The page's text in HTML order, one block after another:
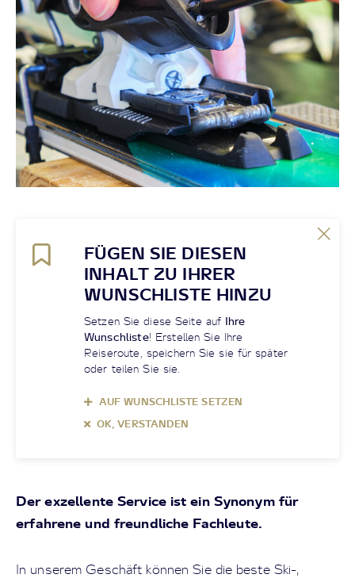
FÜGEN SIE DIESEN
INHALT ZU IHRER
WUNSCHLISTE HINZU
Setzen Sie diese Seite auf Ihre
Wunschliste! Erstellen Sie Ihre
Reiseroute, speichern Sie sie für später
oder teilen Sie sie.
AUF WUNSCHLISTE SETZEN
OK, VERSTANDEN
Der exzellente Service ist ein Synonym für
erfahrene und freundliche Fachleute.
In unserem Geschäft können Sie die beste Ski-,